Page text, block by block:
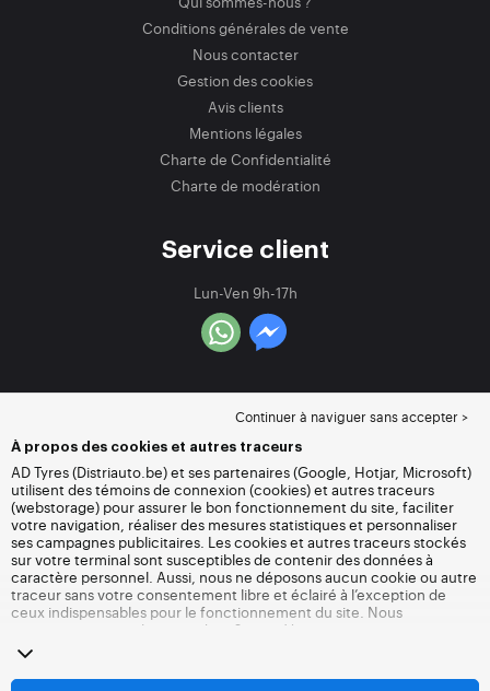
Conditions générales de vente
Nous contacter
Gestion des cookies
Avis clients
Mentions légales
Charte de Confidentialité
Charte de modération
Service client
Lun-Ven 9h-17h
Continuer à naviguer sans accepter >
À propos des cookies et autres traceurs
AD Tyres (Distriauto.be) et ses partenaires (Google, Hotjar, Microsoft)
utilisent des témoins de connexion (cookies) et autres traceurs
(webstorage) pour assurer le bon fonctionnement du site, faciliter
votre navigation, réaliser des mesures statistiques et personnaliser
ses campagnes publicitaires. Les cookies et autres traceurs stockés
sur votre terminal sont susceptibles de contenir des données à
caractère personnel. Aussi, nous ne déposons aucun cookie ou autre
traceur sans votre consentement libre et éclairé à l’exception de
ceux indispensables pour le fonctionnement du site. Nous
conservons votre choix pendant 6 mois. Vous pouvez retirer votre
consentement à tout moment en vous rendant sur la
autres traceurs
accepter le dépôt de cookies ou autres traceurs. Le refus ne fait pas